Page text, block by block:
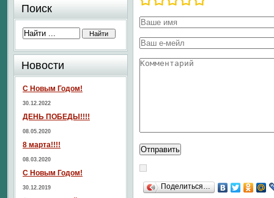
Поделиться…
Поиск
Новости
С Новым Годом!
30.12.2022
ДЕНЬ ПОБЕДЫ!!!!
08.05.2020
8 марта!!!!
08.03.2020
С Новым Годом!
30.12.2019